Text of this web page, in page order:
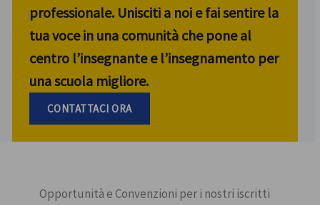
professionale. Unisciti a noi e fai sentire la
tua voce in una comunità che pone al
centro l’insegnante e l’insegnamento per
una scuola migliore.
CONTATTACI ORA
Opportunità e Convenzioni per i nostri iscritti